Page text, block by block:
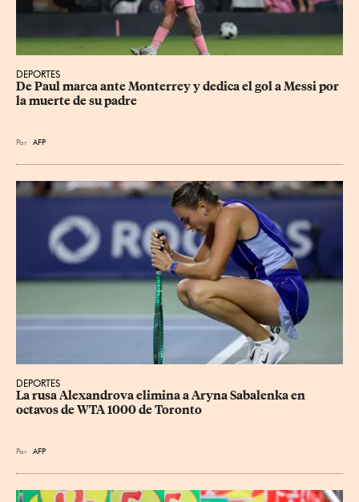
DEPORTES
De Paul marca ante Monterrey y dedica el gol a Messi por
la muerte de su padre
Por AFP
DEPORTES
La rusa Alexandrova elimina a Aryna Sabalenka en
octavos de WTA 1000 de Toronto
Por AFP